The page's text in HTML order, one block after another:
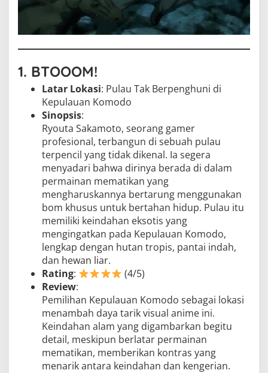
1. BTOOOM!
Latar Lokasi: Pulau Tak Berpenghuni di
Kepulauan Komodo
Sinopsis:
Ryouta Sakamoto, seorang gamer
profesional, terbangun di sebuah pulau
terpencil yang tidak dikenal. Ia segera
menyadari bahwa dirinya berada di dalam
permainan mematikan yang
mengharuskannya bertarung menggunakan
bom khusus untuk bertahan hidup. Pulau itu
memiliki keindahan eksotis yang
mengingatkan pada Kepulauan Komodo,
lengkap dengan hutan tropis, pantai indah,
dan hewan liar.
Rating:
(4/5)
Review:
Pemilihan Kepulauan Komodo sebagai lokasi
menambah daya tarik visual anime ini.
Keindahan alam yang digambarkan begitu
detail, meskipun berlatar permainan
mematikan, memberikan kontras yang
menarik antara keindahan dan kengerian.